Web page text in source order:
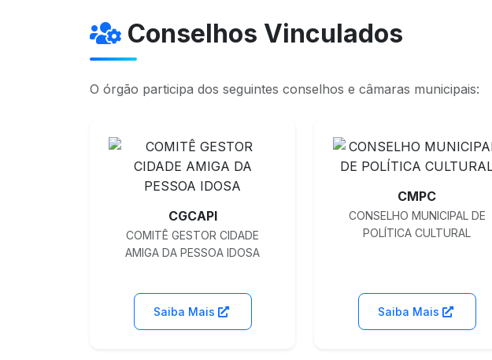
Conselhos Vinculados
O órgão participa dos seguintes conselhos e câmaras municipais:
CGCAPI
COMITÊ GESTOR CIDADE
AMIGA DA PESSOA IDOSA
Saiba Mais
CMPC
CONSELHO MUNICIPAL DE
POLÍTICA CULTURAL
Saiba Mais